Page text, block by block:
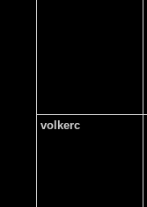
volkerc